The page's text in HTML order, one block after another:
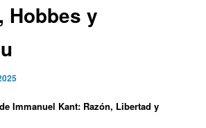
Hobbes y
Immanuel Kant: Razón, Libertad y